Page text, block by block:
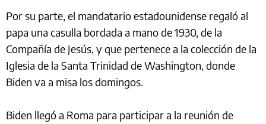
Por su parte, el mandatario estadounidense regaló al
papa una casulla bordada a mano de 1930, de la
Compañía de Jesús, y que pertenece a la colección de la
Iglesia de la Santa Trinidad de Washington, donde
Biden va a misa los domingos.
Biden llegó a Roma para participar a la reunión de